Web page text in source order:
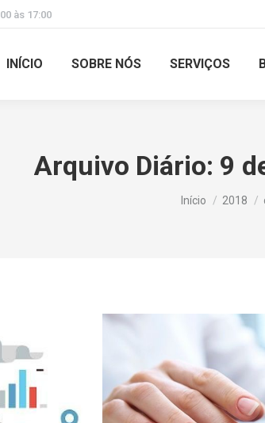
às 17:00
INÍCIO SOBRE NÓS SERVIÇOS
Arquivo Diário: 9
Você está aqui:
Início 2018